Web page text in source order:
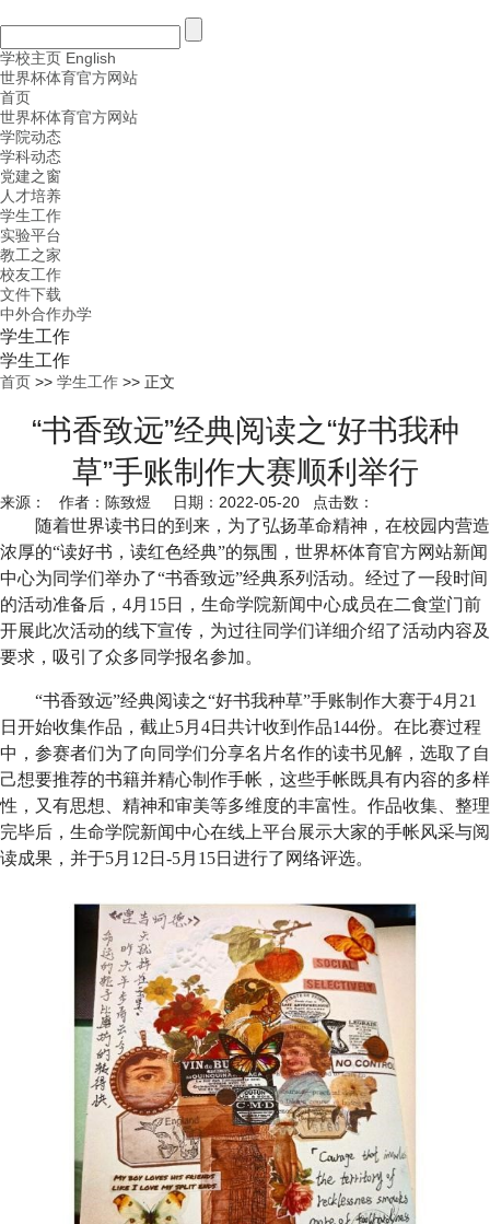
学校主页 English
世界杯体育官方网站
首页
世界杯体育官方网站
学院动态
学科动态
党建之窗
人才培养
学生工作
实验平台
教工之家
校友工作
文件下载
中外合作办学
学生工作
学生工作
首页 >> 学生工作 >> 正文
“书香致远”经典阅读之“好书我种
草”手账制作大赛顺利举行
来源： 作者：陈致煜 日期：2022-05-20 点击数：
随着世界读书日的到来，为了弘扬革命精神，在校园内营造
浓厚的“读好书，读红色经典”的氛围，世界杯体育官方网站新闻
中心为同学们举办了“书香致远”经典系列活动。经过了一段时间
的活动准备后， 4月 15日，生命学院新闻中心成员在二食堂门前
开展此次活动的线下宣传，为过往同学们详细介绍了活动内容及
要求，吸引了众多同学报名参加。
“书香致远”经典阅读之“好书我种草”手账制作大赛于4月 21
日开始收集作品，截止5月 4日共计收到作品144份。在比赛过程
中，参赛者们为了向同学们分享名片名作的读书见解，选取了自
己想要推荐的书籍并精心制作手帐，这些手帐既具有内容的多样
性，又有思想、精神和审美等多维度的丰富性。作品收集、整理
完毕后，生命学院新闻中心在线上平台展示大家的手帐风采与阅
读成果，并于5月 12 日 -5月 15日进行了网络评选。